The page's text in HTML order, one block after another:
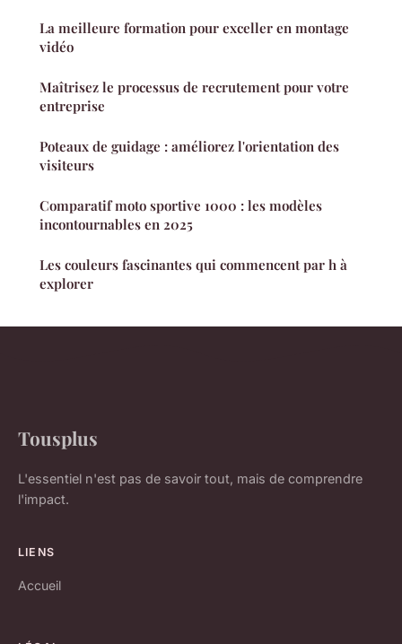
La meilleure formation pour exceller en montage
vidéo
Maîtrisez le processus de recrutement pour votre
entreprise
Poteaux de guidage : améliorez l'orientation des
visiteurs
Comparatif moto sportive 1000 : les modèles
incontournables en 2025
Les couleurs fascinantes qui commencent par h à
explorer
Tousplus
L'essentiel n'est pas de savoir tout, mais de comprendre
l'impact.
LIENS
Accueil